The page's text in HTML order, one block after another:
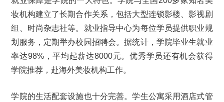
妆机构建立了长期合作关系，包括大型连锁影楼、影视剧
组、时尚杂志社等。就业指导中心为每位学员提供职业规
划服务，定期举办校园招聘会。据统计，学院毕业生就业
率达98%，平均起薪达8000元。优秀学员还有机会获得
学院推荐，赴海外美妆机构工作。
学院的生活配套设施也十分完善。学生公寓采用酒店式管